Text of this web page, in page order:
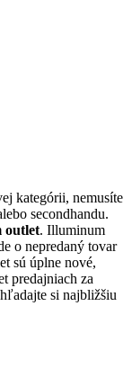
kategórii, nemusíte
secondhandu.
outlet. Illuminum
o nepredaný tovar
sú úplne nové,
predajniach za
si najbližšiu